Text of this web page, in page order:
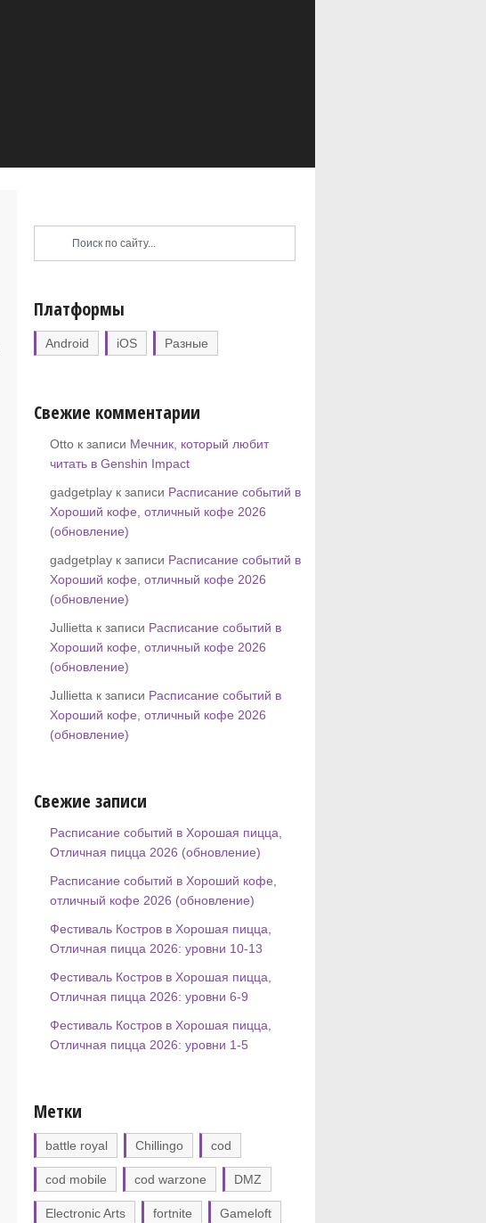
Платформы
Android iOS Разные
Свежие комментарии
Otto к записи Мечник, который любит
читать в Genshin Impact
gadgetplay к записи Расписание событий в
Хороший кофе, отличный кофе 2026
(обновление)
gadgetplay к записи Расписание событий в
Хороший кофе, отличный кофе 2026
(обновление)
Jullietta к записи Расписание событий в
Хороший кофе, отличный кофе 2026
(обновление)
Jullietta к записи Расписание событий в
Хороший кофе, отличный кофе 2026
(обновление)
Свежие записи
Расписание событий в Хорошая пицца,
Отличная пицца 2026 (обновление)
Расписание событий в Хороший кофе,
отличный кофе 2026 (обновление)
Фестиваль Костров в Хорошая пицца,
Отличная пицца 2026: уровни 10-13
Фестиваль Костров в Хорошая пицца,
Отличная пицца 2026: уровни 6-9
Фестиваль Костров в Хорошая пицца,
Отличная пицца 2026: уровни 1-5
Метки
battle royal Chillingo cod
cod mobile cod warzone DMZ
Electronic Arts fortnite Gameloft